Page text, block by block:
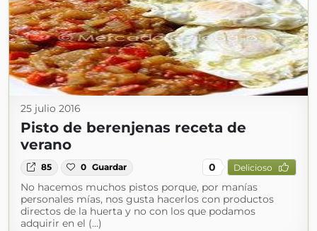
25 julio 2016
Pisto de berenjenas receta de
verano
85 0 Guardar 0 Delicioso
No hacemos muchos pistos porque, por manías
personales mías, nos gusta hacerlos con productos
directos de la huerta y no con los que podamos
adquirir en el (...)